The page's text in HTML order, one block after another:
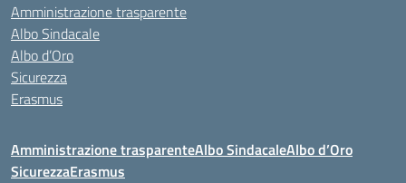
Amministrazione trasparente
Albo Sindacale
Albo d’Oro
Sicurezza
Erasmus
Amministrazione trasparenteAlbo SindacaleAlbo d’Oro
SicurezzaErasmus